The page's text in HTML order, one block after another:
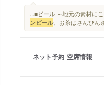
...■ビール ～地元の素材に
ンビール、お茶はさんぴん
ネット予約 空席情報